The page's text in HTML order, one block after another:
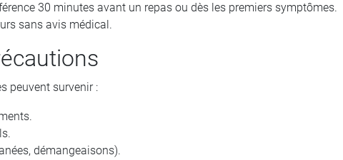
30 minutes avant un repas ou dès les premiers symptômes.
sans avis médical.
peuvent survenir :
démangeaisons).